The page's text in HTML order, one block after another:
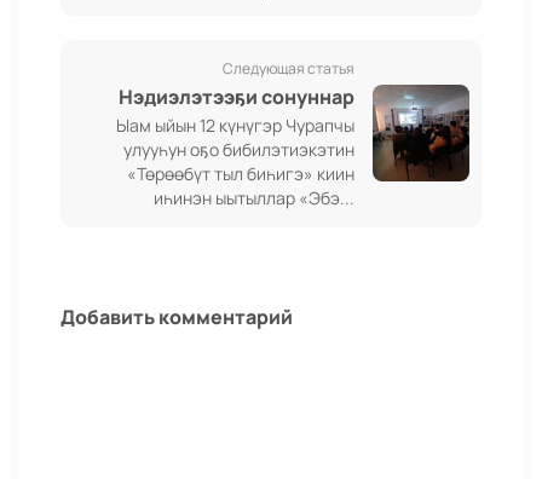
Следующая статья
Нэдиэлэтээҕи сонуннар
Ыам ыйын 12 күнүгэр Чурапчы
улууһун оҕо бибилэтиэкэтин
«Төрөөбүт тыл биһигэ» киин
иһинэн ыытыллар «Эбэ...
Добавить комментарий